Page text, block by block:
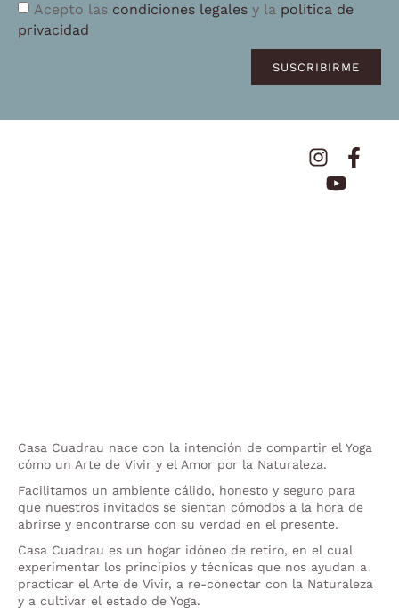
Acepto las condiciones legales y la política de
privacidad
SUSCRIBIRME
Casa Cuadrau nace con la intención de compartir el Yoga
cómo un Arte de Vivir y el Amor por la Naturaleza.
Facilitamos un ambiente cálido, honesto y seguro para
que nuestros invitados se sientan cómodos a la hora de
abrirse y encontrarse con su verdad en el presente.
Casa Cuadrau es un hogar idóneo de retiro, en el cual
experimentar los principios y técnicas que nos ayudan a
practicar el Arte de Vivir, a re-conectar con la Naturaleza
y a cultivar el estado de Yoga.